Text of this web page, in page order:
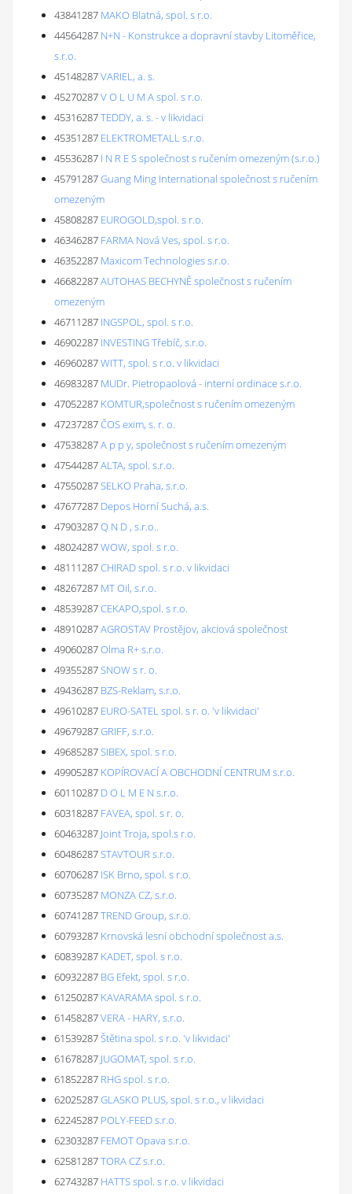
43841287 MAKO Blatná, spol. s r.o.
44564287 N+N - Konstrukce a dopravní stavby Litoměřice,
s.r.o.
45148287VARIEL, a. s.
45270287V O L U M A spol. s r.o.
45316287TEDDY, a. s. - v likvidaci
45351287 ELEKTROMETALL s.r.o.
45536287 I N R E S společnost s ručením omezeným (s.r.o.)
45791287Guang Ming International společnost s ručením
omezeným
45808287 EUROGOLD,spol. s r.o.
46346287 FARMA Nová Ves, spol. s r.o.
46352287 Maxicom Technologies s.r.o.
46682287AUTOHAS BECHYNĚ společnost s ručením
omezeným
46711287 INGSPOL, spol. s r.o.
46902287 INVESTING Třebíč, s.r.o.
46960287WITT, spol. s r.o. v likvidaci
46983287 MUDr. Pietropaolová - interní ordinace s.r.o.
47052287 KOMTUR,společnost s ručením omezeným
47237287ČOS exim, s. r. o.
47538287A p p y, společnost s ručením omezeným
47544287ALTA, spol. s.r.o.
47550287SELKO Praha, s.r.o.
47677287 Depos Horní Suchá, a.s.
47903287Q N D , s.r.o..
48024287WOW, spol. s r.o.
48111287CHIRAD spol. s r.o. v likvidaci
48267287 MT Oil, s.r.o.
48539287CEKAPO,spol. s r.o.
48910287AGROSTAV Prostějov, akciová společnost
49060287Olma R+ s.r.o.
49355287SNOW s r. o.
49436287 BZS-Reklam, s.r.o.
49610287 EURO-SATEL spol. s r. o. 'v likvidaci'
49679287GRIFF, s.r.o.
49685287SIBEX, spol. s r.o.
49905287 KOPÍROVACÍ A OBCHODNÍ CENTRUM s.r.o.
60110287 D O L M E N s.r.o.
60318287 FAVEA, spol. s r. o.
60463287 Joint Troja, spol.s r.o.
60486287STAVTOUR s.r.o.
60706287 ISK Brno, spol. s r.o.
60735287 MONZA CZ, s.r.o.
60741287TREND Group, s.r.o.
60793287 Krnovská lesní obchodní společnost a.s.
60839287 KADET, spol. s r.o.
60932287 BG Efekt, spol. s r.o.
61250287 KAVARAMA spol. s r.o.
61458287VERA - HARY, s.r.o.
61539287Štětina spol. s r.o. 'v likvidaci'
61678287 JUGOMAT, spol. s r.o.
61852287 RHG spol. s r.o.
62025287GLASKO PLUS, spol. s r.o., v likvidaci
62245287 POLY-FEED s.r.o.
62303287 FEMOT Opava s.r.o.
62581287TORA CZ s.r.o.
62743287 HATTS spol. s r.o. v likvidaci